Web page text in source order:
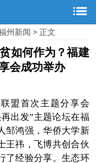
州新闻> 正文
如何作为？福建
会成功举办
盟首次主题分享会
出发”主题论坛在福
邹鸿强，华侨大学新
王祎，飞博共创合伙
了经验分享。生态环